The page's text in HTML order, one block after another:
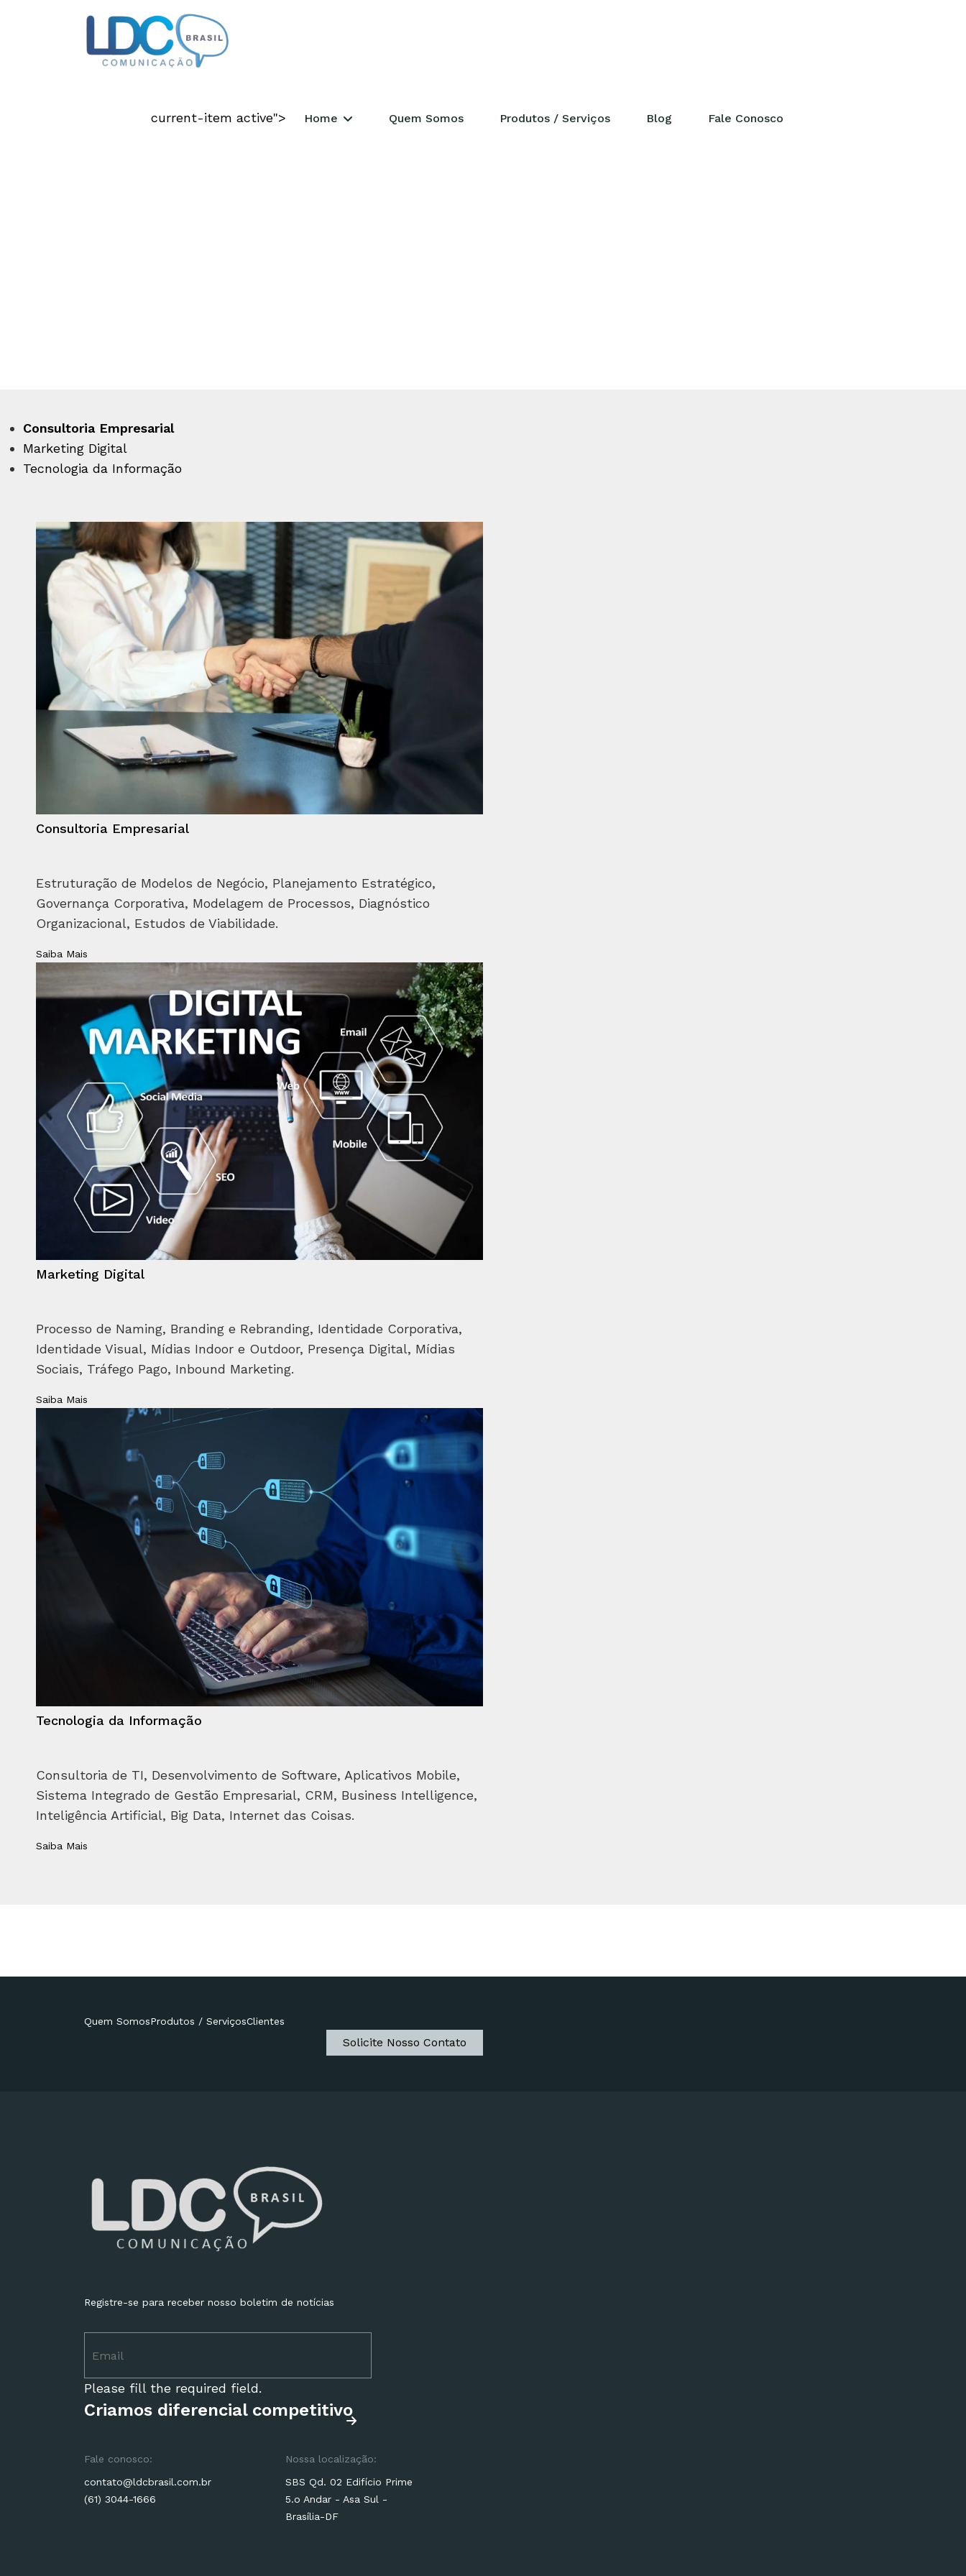
current-item active"> Home Quem Somos Produtos / Serviços Blog Fale Conosco
CRIAMOS DIFERENCIAL
Consultoria Empresarial
Marketing Digital
Tecnologia da Informação
Consultoria Empresarial
Estruturação de Modelos de Negócio, Planejamento Estratégico,
Governança Corporativa, Modelagem de Processos, Diagnóstico
Organizacional, Estudos de Viabilidade.
Saiba Mais
Marketing Digital
Processo de Naming, Branding e Rebranding, Identidade Corporativa,
Identidade Visual, Mídias Indoor e Outdoor, Presença Digital, Mídias
Sociais, Tráfego Pago, Inbound Marketing.
Saiba Mais
Tecnologia da Informação
Consultoria de TI, Desenvolvimento de Software, Aplicativos Mobile,
Sistema Integrado de Gestão Empresarial, CRM, Business Intelligence,
Inteligência Artificial, Big Data, Internet das Coisas.
Saiba Mais
Quem SomosProdutos / ServiçosClientes
Solicite Nosso Contato
Registre-se para receber nosso boletim de notícias
Please fill the required field.
Criamos diferencial competitivo
Fale conosco:
contato@ldcbrasil.com.br
(61) 3044-1666
Nossa localização:
SBS Qd. 02 Edifício Prime
5.o Andar - Asa Sul -
Brasília-DF